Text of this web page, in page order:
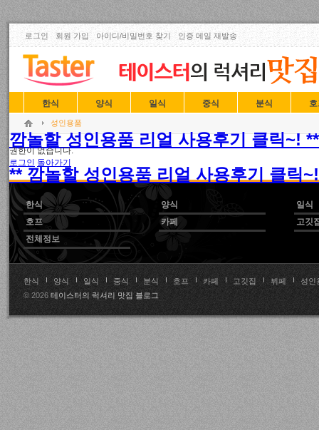
로그인 회원 가입 아이디/비밀번호 찾기 인증 메일 재발송
한식 양식 일식 중식 분식
성인용품
깜놀할 성인용품 리얼 사용후기 클릭~! **
권한이 없습니다.
로그인 돌아가기
** 깜놀할 성인용품 리얼 사용후기 클릭
한식 양식
일식
호프
카페
고깃
전체정보
한식 양식 일식 중식 분식 호프 카페 고깃집 뷔페
성인
© 2026 테이스터의 럭셔리 맛집 블로그